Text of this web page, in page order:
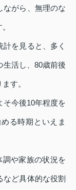
ながら、無理のな
を見ると、多く
生活し、80歳前後
す。
そ今後10年程度を
る時期といえま
や家族の状況を
ど具体的な役割